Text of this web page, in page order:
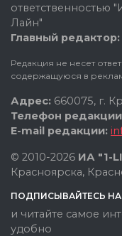
ответственностью
Лайн"
Главный редактор:
Редакция не несет
содержащуюся в
Адрес: 660075, г.
Телефон
E-mail редакции:
© 2010-2026 ИА "1-
Красноярска,
ПОДПИСЫВАЙТЕСЬ
и читайте самое
удобно